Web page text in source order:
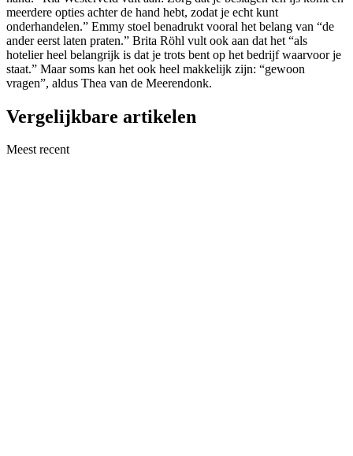
meerdere opties achter de hand hebt, zodat je echt kunt
onderhandelen.” Emmy stoel benadrukt vooral het belang van “de
ander eerst laten praten.” Brita Röhl vult ook aan dat het “als
hotelier heel belangrijk is dat je trots bent op het bedrijf waarvoor je
staat.” Maar soms kan het ook heel makkelijk zijn: “gewoon
vragen”, aldus Thea van de Meerendonk.
Vergelijkbare artikelen
Meest recent